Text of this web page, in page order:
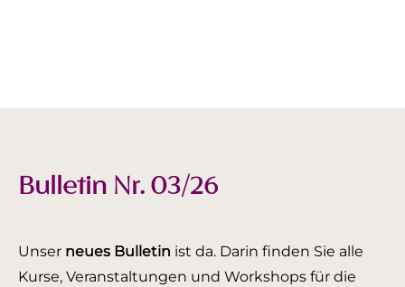
Bulletin Nr. 03/26
Unser neues Bulletin ist da. Darin finden Sie alle
Kurse, Veranstaltungen und Workshops für die